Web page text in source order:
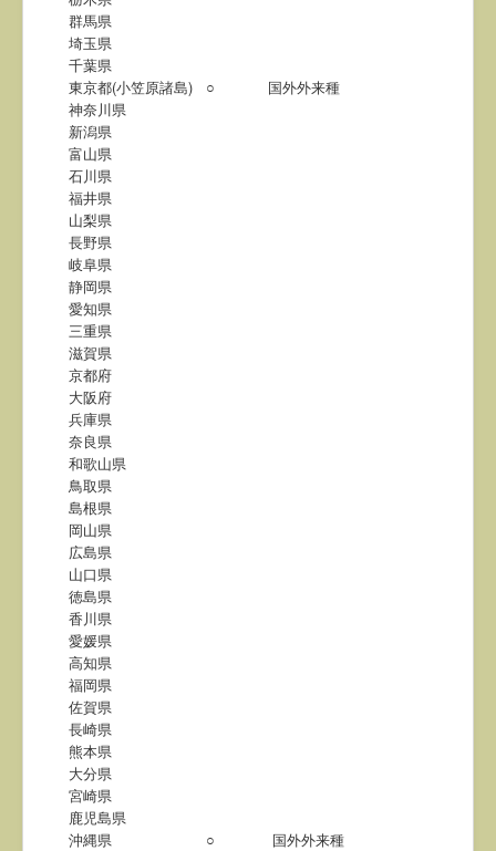
群馬県
埼玉県
千葉県
東京都(小笠原諸島)
○
国外外来種
神奈川県
新潟県
富山県
石川県
福井県
山梨県
長野県
岐阜県
静岡県
愛知県
三重県
滋賀県
京都府
大阪府
兵庫県
奈良県
和歌山県
鳥取県
島根県
岡山県
広島県
山口県
徳島県
香川県
愛媛県
高知県
福岡県
佐賀県
長崎県
熊本県
大分県
宮崎県
鹿児島県
沖縄県
○ 国外外来種